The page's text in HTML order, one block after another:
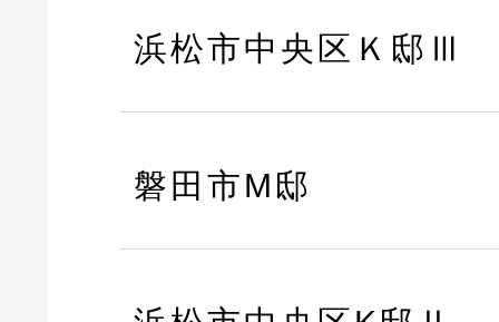
浜松市中央区Ｋ邸Ⅲ
磐田市M邸